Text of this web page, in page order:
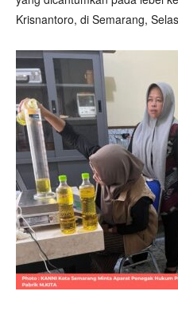
Krisnantoro, di Semarang,